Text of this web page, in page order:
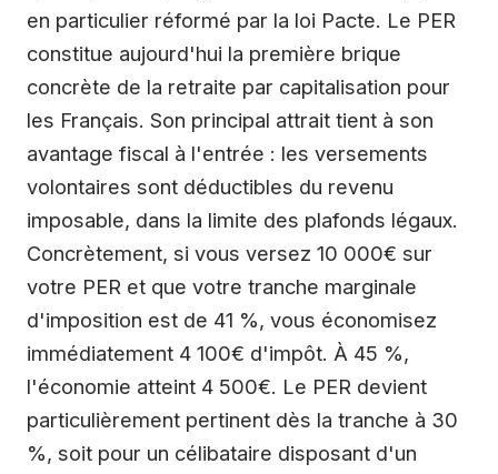
en particulier réformé par la loi Pacte. Le PER
constitue aujourd'hui la première brique
concrète de la retraite par capitalisation pour
les Français. Son principal attrait tient à son
avantage fiscal à l'entrée : les versements
volontaires sont déductibles du revenu
imposable, dans la limite des plafonds légaux.
Concrètement, si vous versez 10 000€ sur
votre PER et que votre tranche marginale
d'imposition est de 41 %, vous économisez
immédiatement 4 100€ d'impôt. À 45 %,
l'économie atteint 4 500€. Le PER devient
particulièrement pertinent dès la tranche à 30
%, soit pour un célibataire disposant d'un